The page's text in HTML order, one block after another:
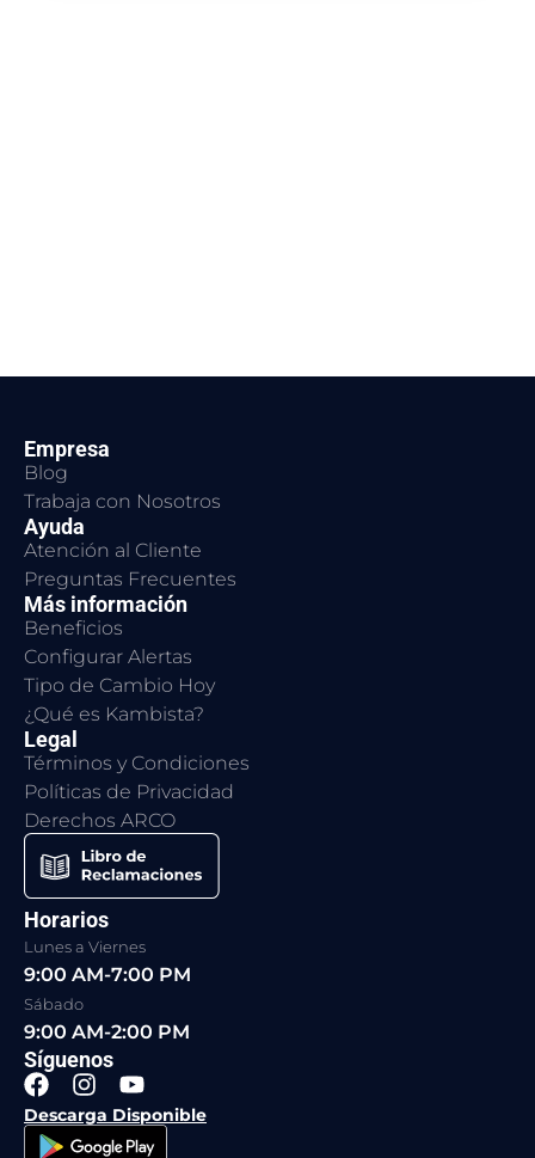
Empresa
Blog
Trabaja con Nosotros
Ayuda
Atención al Cliente
Preguntas Frecuentes
Más información
Beneficios
Configurar Alertas
Tipo de Cambio Hoy
¿Qué es Kambista?
Legal
Términos y Condiciones
Políticas de Privacidad
Derechos ARCO
Horarios
Lunes a Viernes
9:00 AM-7:00 PM
Sábado
9:00 AM-2:00 PM
Síguenos
F
a
c
I
n
s
Y
o
u
Descarga Disponible